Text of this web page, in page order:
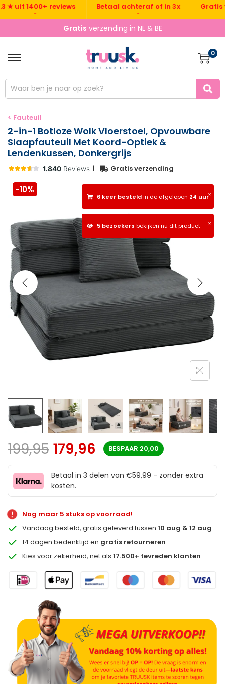
1400+ reviews Betaal achteraf of in 3x Gratis
Gratis verzending in NL & BE
0
< Fauteuil
2-in-1 Botloze Wolk Vloerstoel, Opvouwbare
Slaapfauteuil Met Koord-Optiek &
Lendenkussen, Donkergrijs
| Gratis verzending
×
6 keer besteldin de afgelopen 24 uur
×
5 bezoekers bekijken nu dit product
-10%
199,95 179,96 BESPAAR 20,00
Betaal in 3 delen van €59,99 - zonder extra
kosten.
Nog maar 5 stuks op voorraad!
Vandaag besteld, gratis geleverd tussen10 aug & 12 aug
14 dagen bedenktijd en gratis retourneren
Kies voor zekerheid, net als17.500+ tevreden klanten